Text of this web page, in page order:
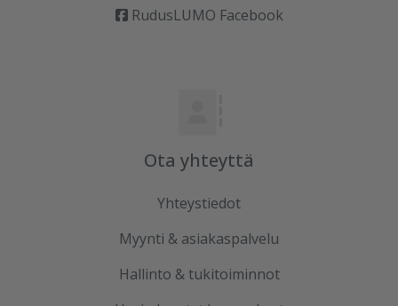
RudusLUMO Facebook
Ota yhteyttä
Yhteystiedot
Myynti & asiakaspalvelu
Hallinto & tukitoiminnot